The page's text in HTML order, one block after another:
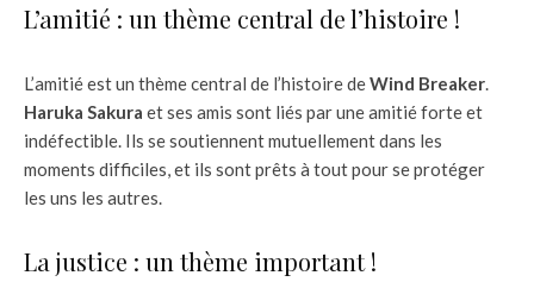
L’amitié : un thème central de l’histoire !
L’amitié est un thème central de l’histoire deWind Breaker.
Haruka Sakura et ses amis sont liés par une amitié forte et
indéfectible. Ils se soutiennent mutuellement dans les
moments difficiles, et ils sont prêts à tout pour se protéger
les uns les autres.
La justice : un thème important !